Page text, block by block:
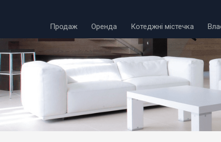
Продаж Оренда Котеджні містечка